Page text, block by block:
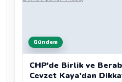
Gündem
CHP'de Birlik ve
Cevzet Kaya'dan